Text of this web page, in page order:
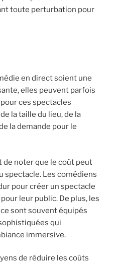
toute perturbation pour
en direct soient une
elles peuvent parfois
ces spectacles
la taille du lieu, de la
la demande pour le
de noter que le coût peut
spectacle. Les comédiens
pour créer un spectacle
leur public. De plus, les
sont souvent équipés
qui
immersive.
de réduire les coûts